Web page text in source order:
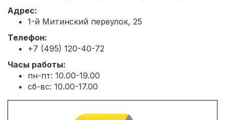
Адрес:
1-й Митинский переулок, 25
Телефон:
+7 (495) 120-40-72
Часы работы:
пн-пт: 10.00-19.00
сб-вс: 10.00-17.00